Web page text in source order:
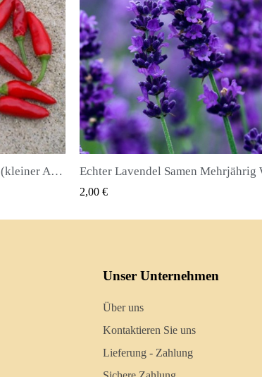
Echter Lavendel Samen Mehrjährig Winterhart bis -20C QUICK VIEW
2,25 €
Unser Unternehmen
Über uns
Kontaktieren Sie uns
Lieferung - Zahlung